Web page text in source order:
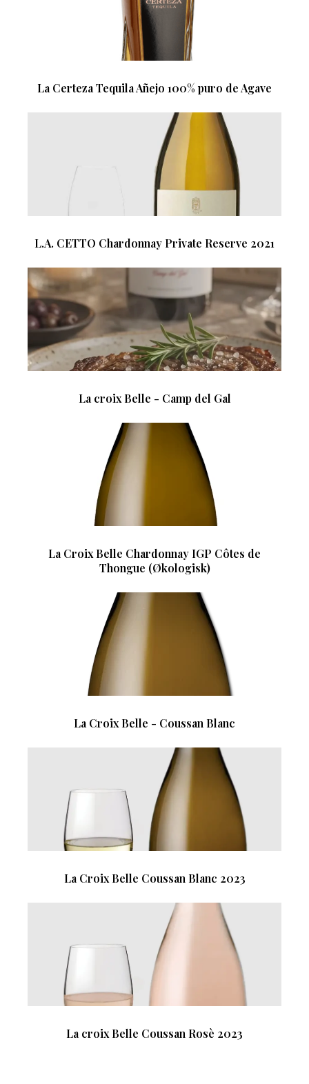
La Certeza Tequila Añejo 100% puro de Agave
L.A. CETTO Chardonnay Private Reserve 2021
La croix Belle - Camp del Gal
La Croix Belle Chardonnay IGP Côtes de
Thongue (Økologisk)
La Croix Belle - Coussan Blanc
La Croix Belle Coussan Blanc 2023
La croix Belle Coussan Rosè 2023